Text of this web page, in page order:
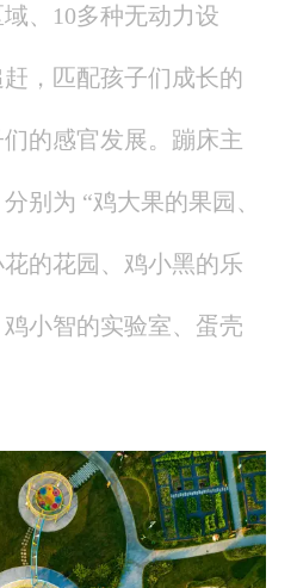
、10多种无动力设
，匹配孩子们成长的
的感官发展。蹦床主
别为 “鸡大果的果园、
的花园、鸡小黑的乐
小智的实验室、蛋壳